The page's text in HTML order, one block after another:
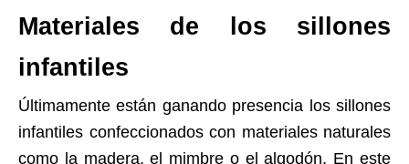
Materiales de los sillones
infantiles
Últimamente están ganando presencia los sillones
infantiles confeccionados con materiales naturales
como la madera, el mimbre o el algodón. En este